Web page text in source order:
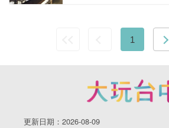
1
更新日期：2026-08-09